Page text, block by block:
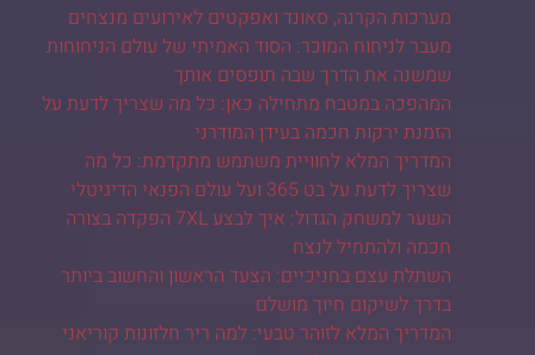
מערכות הקרנה, סאונד ואפקטים לאירועים מנצחים
מעבר לניחוח המוכר: הסוד האמיתי של עולם הניחוחות
שמשנה את הדרך שבה תופסים אותך
המהפכה במטבח מתחילה כאן: כל מה שצריך לדעת על
הזמנת ירקות חכמה בעידן המודרני
המדריך המלא לחוויית משתמש מתקדמת: כל מה
שצריך לדעת על בט 365 ועל עולם הפנאי הדיגיטלי
השער למשחק הגדול: איך לבצע 7XL הפקדה בצורה
חכמה ולהתחיל לנצח
השתלת עצם בחניכיים: הצעד הראשון והחשוב ביותר
בדרך לשיקום חיוך מושלם
המדריך המלא לזוהר טבעי: למה ריר חלזונות קוריאני